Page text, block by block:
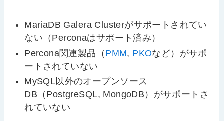
MariaDB Galera Clusterがサポートされてい
ない（Perconaはサポート済み）
Percona関連製品（ PMM, PKOなど）がサポ
ートされていない
MySQL以外のオープンソース
DB（PostgreSQL, MongoDB）がサポートさ
れていない